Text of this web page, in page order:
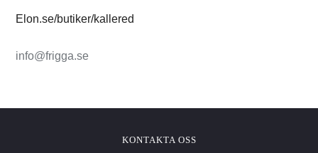
Elon.se/butiker/kallered
info@frigga.se
KONTAKTA OSS